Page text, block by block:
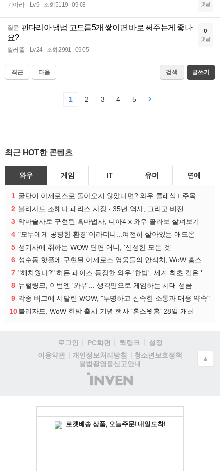
기아라 Lv.9 조회 5119 09-08 댓글
질문 판다리아 냉법 고드름5개 쌓이면 바로 써주는게 좋나
요?
찔러줄 Lv.24 조회 2991 09-05
0
댓글
최근 다음 검색 글쓰기
1 2 3 4 5
최근 HOT한 콘텐츠
와우 게임 IT 유머 연예
1 굴단이 아제로스로 돌아오지 않았다면? 와우 클래식+ 주목
2 블리자드 조해나 패리스 사장 - 35년 역사, 그리고 비전
3 악마술사로 구현된 흑마법사, 디아4 x 와우 콜라보 살펴보기
4 "모두에게 공평한 환경"이라더니...여전히 살아있는 애드온
5 성기사에 취하는 WOW 단편 애니, '신성한 모든 것'
6
7
8 뉴럴링크, 이번엔 '와우'... 생각만으로 게임하는 시대 성큼
9 각종 버그에 시달린 WOW, "투명하고 신속한 소통과 대응 약속"
10블리자드, WoW 한밤 출시 기념 행사 '홈스윗홈' 28일 개최
로그인 PC화면 퀵링크
설정
이용약관
개인정보처리방침
청소년보호정책
불법촬영물신고안내
(주)
인
▲